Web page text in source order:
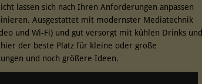
lassen sich nach Ihren Anforderungen anpassen
Ausgestattet mit modernster Mediatechnik
und Wi-Fi) und gut versorgt mit kühlen Drinks und
hier der beste Platz für kleine oder große
und noch größere Ideen.